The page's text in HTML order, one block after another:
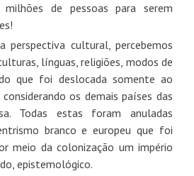
milhões de pessoas para serem
perspectiva cultural, percebemos
línguas, religiões, modos de
que foi deslocada somente ao
os demais países das
Todas estas foram anuladas
branco e europeu que foi
meio da colonização um império
epistemológico.